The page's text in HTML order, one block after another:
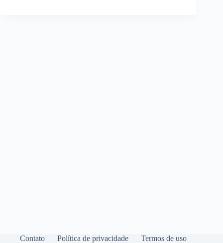
Contato Política de privacidade Termos de uso